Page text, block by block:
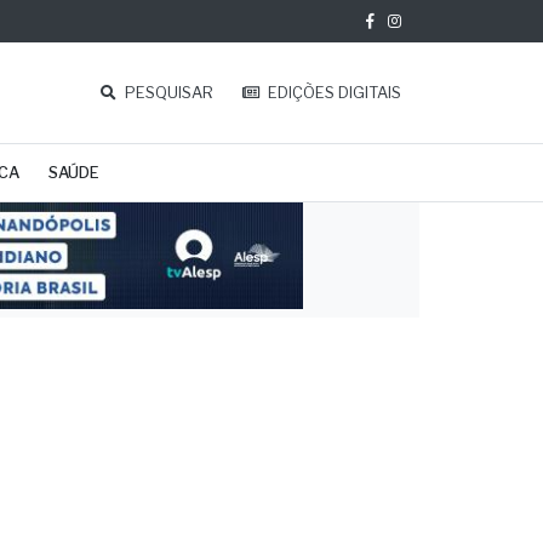
PESQUISAR EDIÇÕES DIGITAIS
SAÚDE